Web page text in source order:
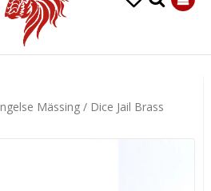
Mässing / Dice Jail Brass